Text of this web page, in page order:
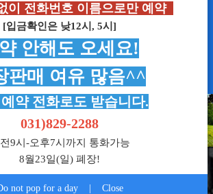
시설물과
립니다.
장흥한옥수영장으로 오시는길을
안내해드립니다.
바로가기
갤러리
이 전화번호 이름으로만 예약
[입금확인은 낮12시, 5시]
안해도 오세요!
판매 여유 많음^^
약 전화로도 받습니다.
031)829-2288
9시-오후7시까지 통화가능
8월23일(일) 폐장!
not pop for a day| Close